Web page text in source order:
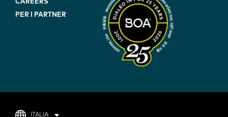
CAREERS
PER I PARTNER
ITALIA